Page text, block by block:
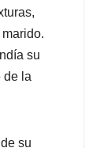
su
de la
su